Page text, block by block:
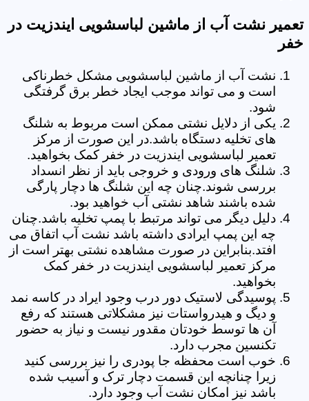
تعمیر نشت آب از ماشین لباسشویی ایندزیت در
خفر
نشت آب از ماشین لباسشویی مشکل خطرناکی
است و می تواند موجب ایجاد خطر برق گرفتگی
شود.
یکی از دلایل نشتی ممکن است مربوط به شلنگ
های تخلیه دستگاه باشد.در این صورت از مرکز
تعمیر لباسشویی ایندزیت در خفر کمک بخواهید.
شلنگ های ورودی و خروجی باید از نظر انسداد
بررسی شوند.چنان چه این شلنگ ها دچار پارگی
شده باشند شاهد نشتی آب خواهید بود.
دلیل دیگر می تواند مرتبط با پمپ تخلیه باشد.چنان
چه این پمپ ایرادی داشته باشد نشت آب اتفاق می
افتد.بنابراین در صورت مشاهده نشتی بهتر است از
مرکز تعمیر لباسشویی ایندزیت در خفر کمک
بخواهید.
پوسیدگی لاستیک دور درب وجود ایراد در کاسه نمد
و دیگ و هیدرواستات نیز مشکلاتی هستند که رفع
آن ها توسط خودتان مقدور نیست و نیاز به حضور
تکنسین مجرب دارد.
خوب است محفظه جا پودری را نیز بررسی کنید
زیرا چنانچه این قسمت دچار ترک و آسیب شده
باشد نیز امکان نشت آب وجود دارد.